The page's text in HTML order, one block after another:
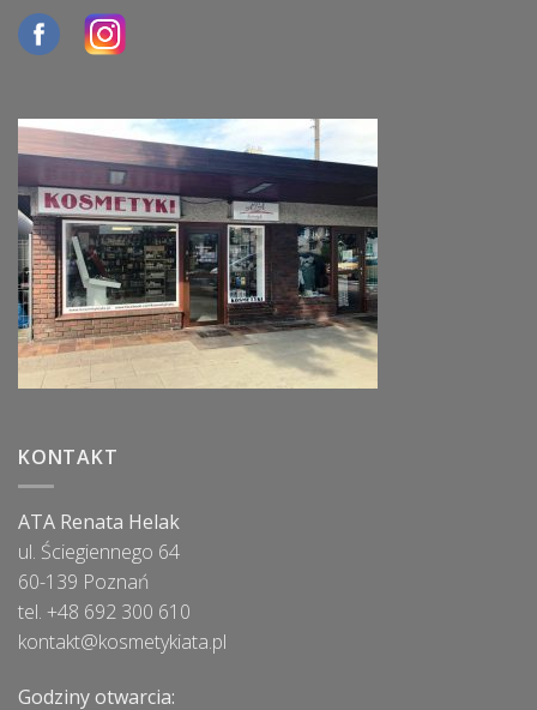
KONTAKT
ATA Renata Helak
ul. Ściegiennego 64
60-139 Poznań
tel. +48 692 300 610
kontakt@kosmetykiata.pl
Godziny otwarcia: